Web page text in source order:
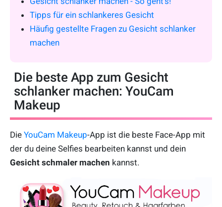
Tipps für ein schlankeres Gesicht
Häufig gestellte Fragen zu Gesicht schlanker
machen
Die beste App zum Gesicht
schlanker machen: YouCam
Makeup
Die YouCam Makeup-App ist die beste Face-App mit
der du deine Selfies bearbeiten kannst und dein
Gesicht schmaler machen kannst.